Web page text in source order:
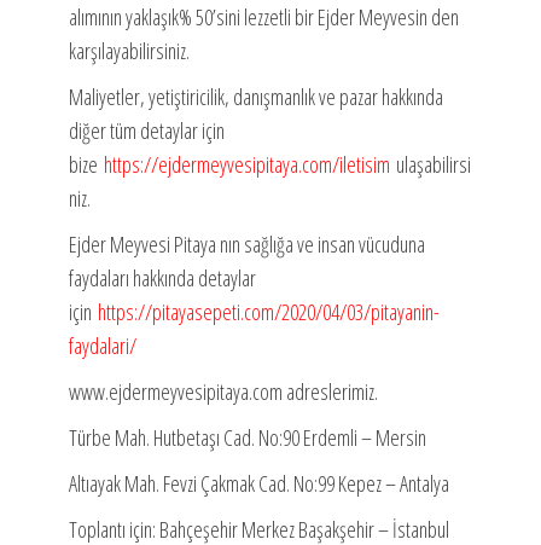
alımının yaklaşık% 50’sini lezzetli bir Ejder Meyvesin den
karşılayabilirsiniz.
Maliyetler, yetiştiricilik, danışmanlık ve pazar hakkında
diğer tüm detaylar için
bize https://ejdermeyvesipitaya.com/iletisim ulaşabilirsi
niz.
Ejder Meyvesi Pitaya nın sağlığa ve insan vücuduna
faydaları hakkında detaylar
için https://pitayasepeti.com/2020/04/03/pitayanin-
faydalari/
www.ejdermeyvesipitaya.com adreslerimiz.
Türbe Mah. Hutbetaşı Cad. No:90 Erdemli – Mersin
Altıayak Mah. Fevzi Çakmak Cad. No:99 Kepez – Antalya
Toplantı için: Bahçeşehir Merkez Başakşehir – İstanbul